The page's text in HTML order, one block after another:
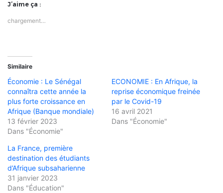
J’aime ça :
chargement…
Similaire
Économie : Le Sénégal
connaîtra cette année la
plus forte croissance en
Afrique (Banque mondiale)
13 février 2023
Dans "Économie"
ECONOMIE : En Afrique, la
reprise économique freinée
par le Covid-19
16 avril 2021
Dans "Économie"
La France, première
destination des étudiants
d’Afrique subsaharienne
31 janvier 2023
Dans "Éducation"